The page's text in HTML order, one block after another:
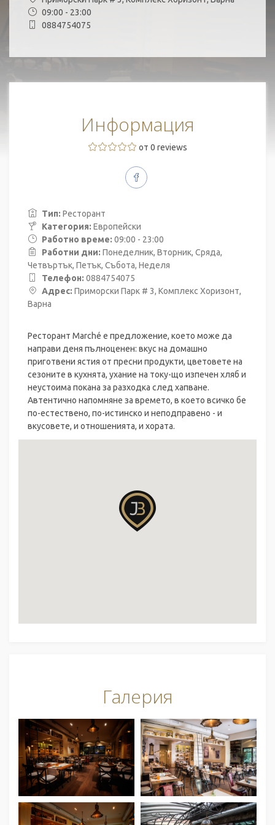
09:00 - 23:00
0884754075
Информация
от 0 reviews
Тип: Ресторант
Категория: Европейски
Работно време: 09:00 - 23:00
Работни дни: Понеделник, Вторник, Сряда,
Четвъртък, Петък, Събота, Неделя
Телефон: 0884754075
Адрес: Приморски Парк # 3, Комплекс Хоризонт,
Варна
Ресторант Marché е предложение, което може да
направи деня пълноценен: вкус на домашно
приготвени ястия от пресни продукти, цветовете на
сезоните в кухнята, ухание на току-що изпечен хляб и
неустоима покана за разходка след хапване.
Автентично напомняне за времето, в което всичко бе
по-естествено, по-истинско и неподправено - и
вкусовете, и отношенията, и хората.
Галерия